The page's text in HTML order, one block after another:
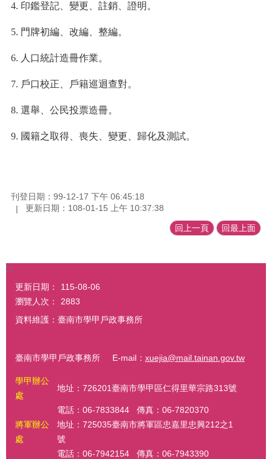
4. 印鑑登記、變更、註銷、證明。
5. 門牌初編、改編、整編。
6. 人口統計造冊作業。
7. 戶口校正、戶籍巡迴查對。
8. 選舉、公民投票造冊。
9. 國籍之取得、喪失、變更、歸化及測試。
刊登日期：99-12-17 下午 06:45:18
更新日期：108-01-15 上午 10:37:38
回上一頁 回最上面
:::
更新日期：
115-08-06
瀏覽人次：
2883
資料維護：臺南市學甲戶政事務所
臺南市學甲戶政事務所 E-mail： xuejia@mail.tainan.gov.tw
學甲辦公
處
地址：726201臺南市學甲區仁得里華宗路313號
電話：06-7833844 傳真：06-7820370
將軍辦公
處
地址：725035臺南市將軍區忠嘉里忠興212之1
號
電話：06-7942154 傳真：06-7943390